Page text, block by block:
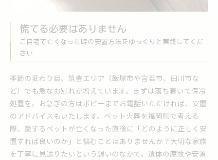
慌てる必要はありません
ご自宅で亡くなった時の安置方法をゆっくりと実践してくだ
さい
季節の変わり目、筑豊エリア（飯塚市や宮若市、田川市な
ど）でも急なお別れが増えています。まずは落ち着いて保冷
処置を。お急ぎの方はポピーまでお電話いただければ、安置
のアドバイスもいたします。ペット火葬を福岡県で考える
際、愛するペットが亡くなった直後に「どのように正しく安
置すれば良いのか」と悩むことはありませんか？大切な家族
を丁寧に見送りたいという想いのなかで、遺体の腐敗や安置